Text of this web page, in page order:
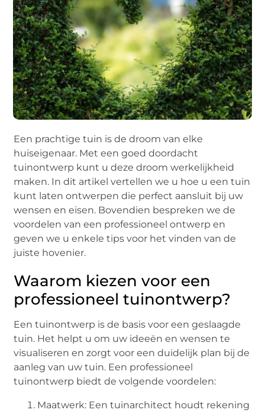
Een prachtige tuin is de droom van elke
huiseigenaar. Met een goed doordacht
tuinontwerp kunt u deze droom werkelijkheid
maken. In dit artikel vertellen we u hoe u een tuin
kunt laten ontwerpen die perfect aansluit bij uw
wensen en eisen. Bovendien bespreken we de
voordelen van een professioneel ontwerp en
geven we u enkele tips voor het vinden van de
juiste hovenier.
Waarom kiezen voor een
professioneel tuinontwerp?
Een tuinontwerp is de basis voor een geslaagde
tuin. Het helpt u om uw ideeën en wensen te
visualiseren en zorgt voor een duidelijk plan bij de
aanleg van uw tuin. Een professioneel
tuinontwerp biedt de volgende voordelen:
Maatwerk: Een tuinarchitect houdt rekening